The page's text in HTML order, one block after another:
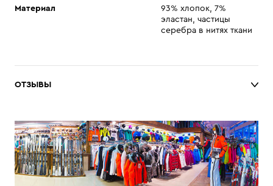
Материал
93% хлопок, 7%
эластан, частицы
серебра в нитях ткани
ОТЗЫВЫ